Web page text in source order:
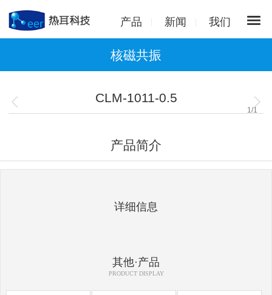
产品 新闻 我们
核磁共振
CLM-1011-0.5
1 /1
产品简介
详细信息
其他·产品
PRODUCT DISPLAY